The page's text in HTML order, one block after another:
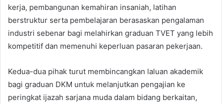
kerja, pembangunan kemahiran insaniah, latihan
berstruktur serta pembelajaran berasaskan pengalaman
industri sebenar bagi melahirkan graduan TVET yang lebih
kompetitif dan memenuhi keperluan pasaran pekerjaan.
Kedua-dua pihak turut membincangkan laluan akademik
bagi graduan DKM untuk melanjutkan pengajian ke
peringkat ijazah sarjana muda dalam bidang berkaitan,